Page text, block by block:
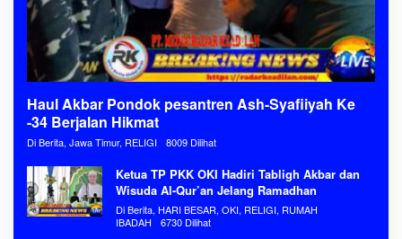
Haul Akbar Pondok pesantren Ash-Syafiiyah Ke
-34 Berjalan Hikmat
Di Berita, Jawa Timur, RELIGI 8009 Dilihat
Ketua TP PKK OKI Hadiri Tabligh Akbar dan
Wisuda Al-Qur’an Jelang Ramadhan
Di Berita, HARI BESAR, OKI, RELIGI, RUMAH
IBADAH
6730 Dilihat